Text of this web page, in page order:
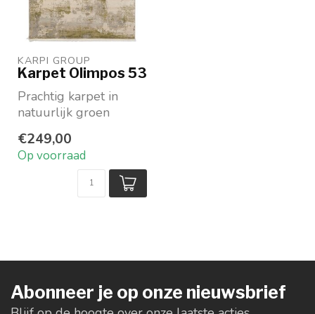
KARPI GROUP
Karpet Olimpos 53
Prachtig karpet in
natuurlijk groen
Viscose
Verkrijgbaar in...
€249,00
Op voorraad
Abonneer je op onze nieuwsbrief